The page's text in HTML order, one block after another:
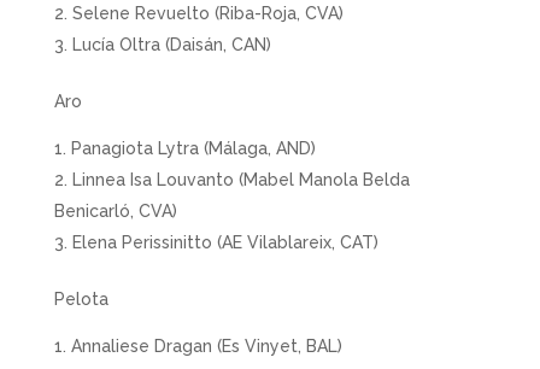
Selene Revuelto (Riba-Roja, CVA)
Lucía Oltra (Daisán, CAN)
Aro
Panagiota Lytra (Málaga, AND)
Linnea Isa Louvanto (Mabel Manola Belda
Benicarló, CVA)
Elena Perissinitto (AE Vilablareix, CAT)
Pelota
Annaliese Dragan (Es Vinyet, BAL)